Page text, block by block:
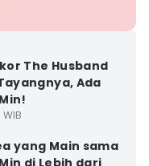
The Husband
Ada
WIB
yang Main sama
di Lebih dari